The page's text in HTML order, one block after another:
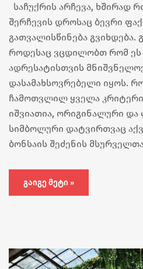
საჩუქრის არჩევა, ხშირად
შერჩევის დროსაც ბევრი
გათვალისწინება გვიხდება.
როდესაც ვცდილობთ რომ ეს
ადრესატისთვის
დასამახსოვრებელი იყოს.
ჩამოთვლილ ყველა
იშვიათია, ორიგინალური
სიმბოლური დატვირთვაც
ბონსაის შეძენის
ᲒᲐᲘᲒᲔ ᲛᲔᲢᲘ »